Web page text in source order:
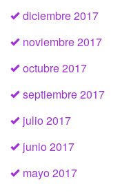
diciembre 2017
noviembre 2017
octubre 2017
septiembre 2017
julio 2017
junio 2017
mayo 2017